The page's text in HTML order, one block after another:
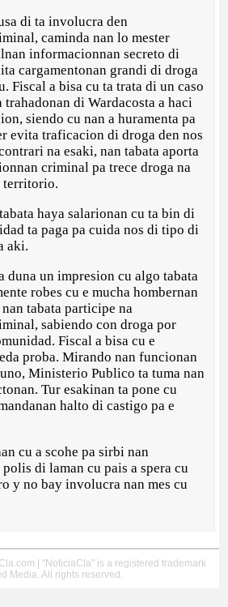
di ta involucra den
caminda nan lo mester
informacionnan secreto di
cargamentonan grandi di droga
Fiscal a bisa cu ta trata di un caso
di Wardacosta a haci
siendo cu nan a huramenta pa
evita traficacion di droga den nos
na esaki, nan tabata aporta
criminal pa trece droga na
territorio.
haya salarionan cu ta bin di
ta paga pa cuida nos di tipo di
aki.
duna un impresion cu algo tabata
robes cu e mucha hombernan
tabata participe na
sabiendo con droga por
Fiscal a bisa cu e
proba. Mirando nan funcionan
Ministerio Publico ta tuma nan
Tur esakinan ta pone cu
halto di castigo pa e
cu a scohe pa sirbi nan
di laman cu pais a spera cu
y no bay involucra nan mes cu
| "NoticiaCla" is a registered trademark
Media. All rights reserved.